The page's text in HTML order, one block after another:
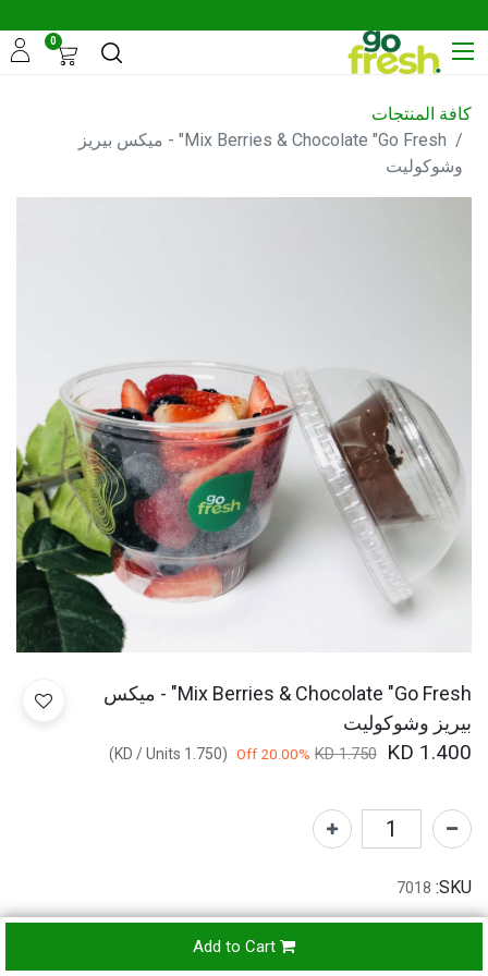
0
كافة المنتجات
Mix Berries & Chocolate "Go Fresh" - ميكس بيريز
وشوكوليت
Mix Berries & Chocolate "Go Fresh" - ميكس
بيريز وشوكوليت
1.400
1.750
KD
20.00% Off
(
1.750
/Units
)
Add to Cart
SKU:
7018